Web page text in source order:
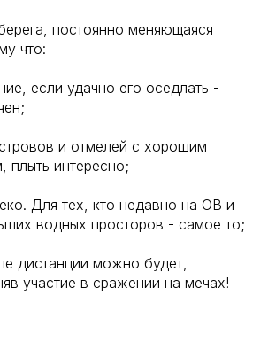
постоянно меняющаяся
что:
если удачно его оседлать -
и отмелей с хорошим
плыть интересно;
Для тех, кто недавно на ОВ и
водных просторов - самое то;
дистанции можно будет,
участие в сражении на мечах!